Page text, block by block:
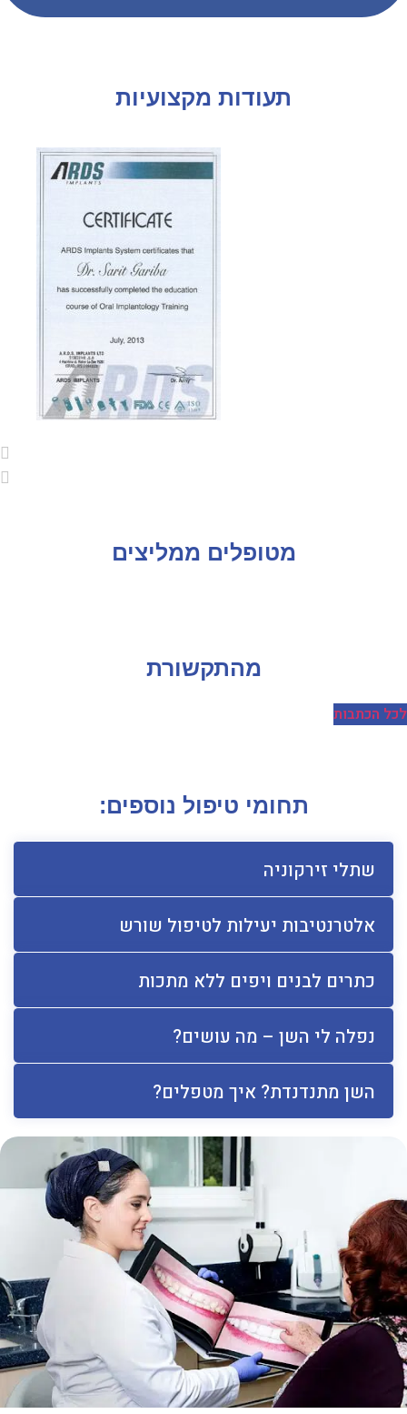
תעודות מקצועיות
מטופלים ממליצים
מהתקשורת
הכתבות
תחומי טיפול נוספים:
שתלי זירקוניה
אלטרנטיבות יעילות לטיפול שורש
כתרים לבנים ויפים ללא מתכות
נפלה לי השן – מה עושים?
השן מתנדנדת? איך מטפלים?